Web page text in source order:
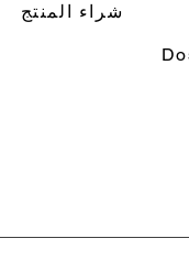
شراء المنتج